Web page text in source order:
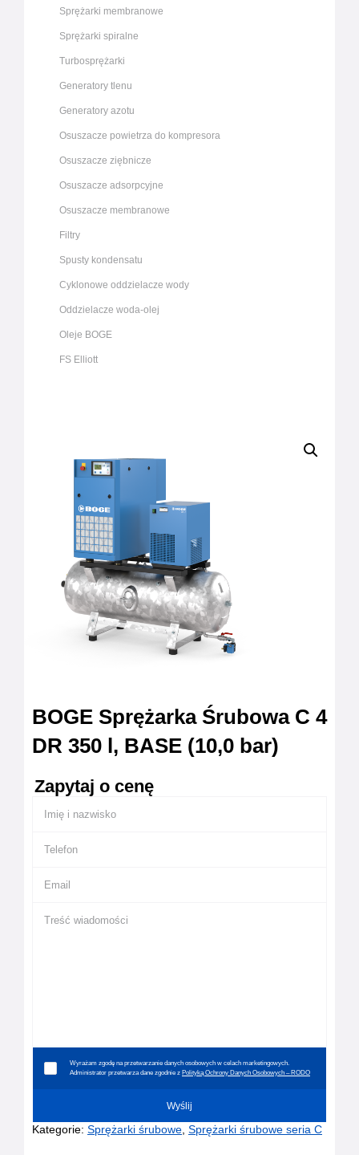
Sprężarki membranowe
Sprężarki spiralne
Turbosprężarki
Generatory tlenu
Generatory azotu
Osuszacze powietrza do kompresora
Osuszacze ziębnicze
Osuszacze adsorpcyjne
Osuszacze membranowe
Filtry
Spusty kondensatu
Cyklonowe oddzielacze wody
Oddzielacze woda-olej
Oleje BOGE
FS Elliott
BOGE Sprężarka Śrubowa C 4
DR 350 l, BASE (10,0 bar)
Zapytaj o cenę
Wyrażam zgodę na przetwarzanie danych osobowych w celach marketingowych.
Administrator przetwarza dane zgodnie z Polityką Ochrony Danych Osobowych – RODO
Kategorie: Sprężarki śrubowe Sprężarki śrubowe seria C